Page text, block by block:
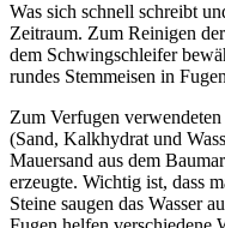
Was sich schnell schreibt
Zeitraum. Zum Reinigen
dem Schwingschleifer
rundes Stemmeisen in
Zum Verfugen
(Sand, Kalkhydrat und
Mauersand aus dem
erzeugte. Wichtig ist, dass
Steine saugen das Wasser